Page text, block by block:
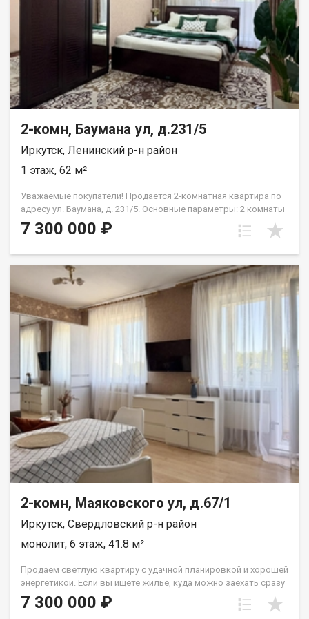
автомобиля. РАЗВИТАЯ ИНФРАСТРУКТУРА В ШАГОВОЙ
ДОСТУПНОСТИ: Транспортная развязка: остановка
общественного транспорта буквально в паре минут ходьбы.
Абсолютно всё рядом: крупные супермаркеты, аптеки и
бытовые магазины. Отличное расположение для семей:
школы и детские сады находятся в пешей доступности.
ЮРИДИЧЕСКАЯ ЧИСТОТА: Квартира полностью готова к
сделке. Без долгов, залогов и обременений. Любая форма
расчета. Рядом: у.Байкальская, ул.Волжская, ул.Трилиссера,
ул. Ширямова Звоните прямо сейчас! Отвечу на все вопросы и
организую показ в удобное для вас время.
2-комн, Баумана ул, д.231/5
Иркутск, Ленинский р-н район
1 этаж, 62 м²
Уважаемые покупатели! Продается 2-комнатная квартира по
адресу ул. Баумана, д. 231/5. Основные параметры: 2 комнаты
+ кухня (просторная планировка)Общая площадь: 62 м (55 м
без балкона)Этаж: 1-й (удобный вход, отсутствие очередей в
кафельной плиткой Состояние и оснащение: Свежий
аккуратный ремонт:Стены обоиПотолок натяжной, с
подсветкойВ прихожей вместительный встроенный шкаф В
квартире остается:Мебель и Техника. Расположение: Развитая
инфраструктура: рядом кафе, магазины, школы, детские
сады, СмайлМоллТранспортная доступность: остановки
общественного транспорта в 2 минутах ходьбыГотовый
ремонт: заезжай и живи. Звоните или пишите в чат Авито!
Покажем квартиру в удобное для вас время, ответим на все
вопросы, поможем с подбором ипотеки и сопровождением
сделки.
7 300 000 ₽
2-комн, Маяковского ул, д.67/1
Иркутск, Свердловский р-н район
монолит, 6 этаж, 41.8 м²
Продаем светлую квартиру с удачной планировкой и хорошей
энергетикой. Если вы ищете жилье, куда можно заехать сразу
после сделки и чувствовать себя дома с первого дня это
отличный вариант. Главные плюсы квартиры: Удобный 6 этаж.
7 300 000 ₽